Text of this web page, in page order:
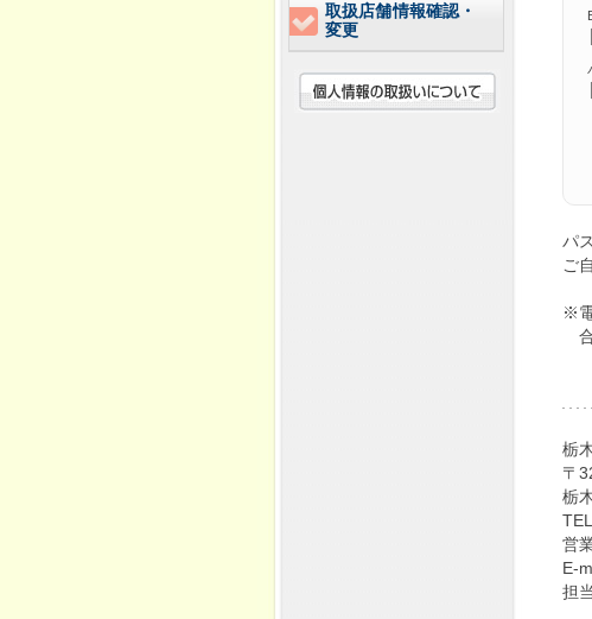
取扱店舗情報確認・
変更
パ
ご
※
栃
〒
栃
営
E-
担